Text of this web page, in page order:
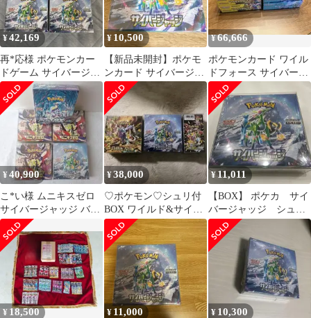
¥42,169
再*応様 ポケモンカー
ドゲーム サイバージャ
ッジ 4BOX
¥ 10,500
【新品未開封】ポケモ
ンカード サイバージャ
ッジ BOX シュリンク
付き 1箱
¥66,666
ポケモンカード ワイル
ドフォース サイバージ
ャッジ 計8BOX
¥40,900
こ*い様 ムニキスゼロ
サイバージャッジ バイ
オレットex シュリンク
付き BO
¥38,000
♡ポケモン♡シュリ付
BOX ワイルド&サイバ
ー&シャニトレ 3box
セット
¥11,011
【BOX】 ポケカ サイ
バージャッジ シュリ
ンク付き ハードケー
ス付属
¥ 18,500 ¥ 11,000 ¥ 10,300